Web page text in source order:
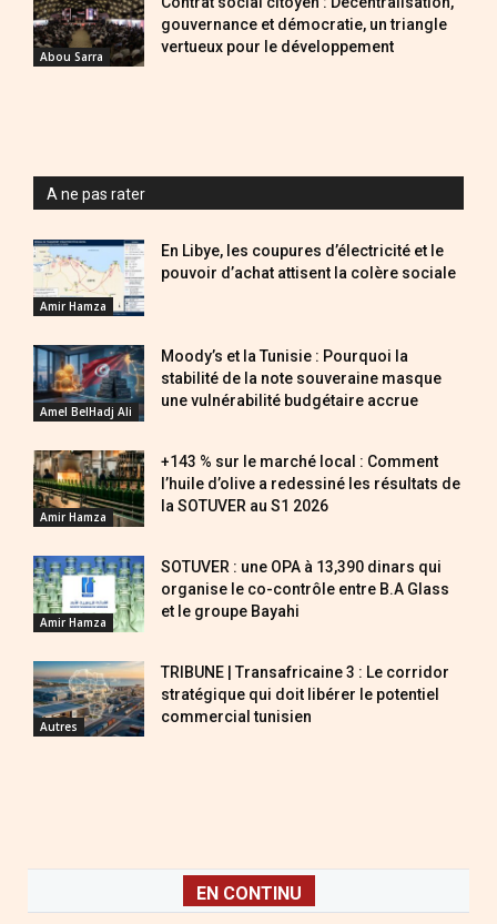
Abou Sarra
gouvernance et démocratie, un triangle
vertueux pour le développement
A ne pas rater
Amir Hamza
En Libye, les coupures d’électricité et le
pouvoir d’achat attisent la colère sociale
Amel BelHadj Ali
Moody’s et la Tunisie : Pourquoi la
stabilité de la note souveraine masque
une vulnérabilité budgétaire accrue
Amir Hamza
+143 % sur le marché local : Comment
l’huile d’olive a redessiné les résultats de
la SOTUVER au S1 2026
Amir Hamza
SOTUVER : une OPA à 13,390 dinars qui
organise le co-contrôle entre B.A Glass
et le groupe Bayahi
Autres
TRIBUNE | Transafricaine 3 : Le corridor
stratégique qui doit libérer le potentiel
commercial tunisien
EN CONTINU